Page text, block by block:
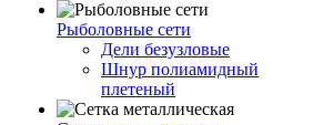
Рыболовные сети
Дели безузловые
Шнур полиамидный
плетеный